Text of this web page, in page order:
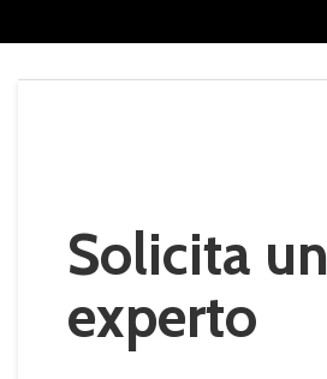
Solicita un
experto